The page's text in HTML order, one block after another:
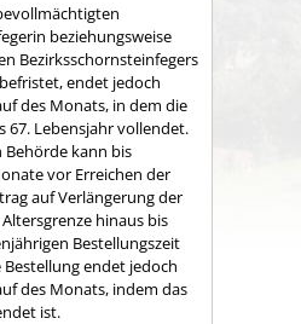
beziehungsweise
Bezirksschornsteinfegers
endet jedoch
des Monats, in dem die
67. Lebensjahr vollendet.
Behörde kann bis
vor Erreichen der
auf Verlängerung der
hinaus bis
Bestellungszeit
endet jedoch
des Monats, indem das
ist.